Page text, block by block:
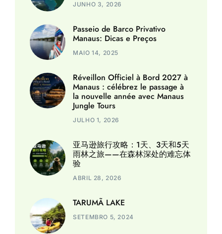
JUNHO 3, 2026
Passeio de Barco Privativo
Manaus: Dicas e Preços
MAIO 14, 2025
Réveillon Officiel à Bord 2027 à
Manaus : célébrez le passage à
la nouvelle année avec Manaus
Jungle Tours
JULHO 1, 2026
亚马逊旅行攻略：1天、3天和5天
雨林之旅——在森林深处的难忘体
验
ABRIL 28, 2026
TARUMÃ LAKE
SETEMBRO 5, 2024